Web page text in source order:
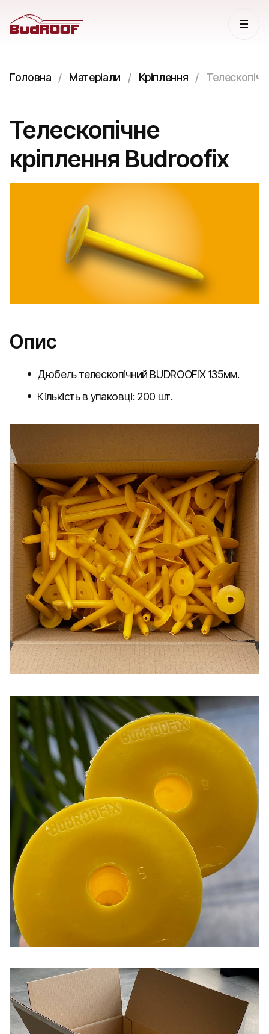
Головна Матеріали Кріплення
Телескопічне
кріплення Budroofix
Опис
Дюбель телескопічний BUDROOFIX 135мм.
Кількість в упаковці: 200 шт.